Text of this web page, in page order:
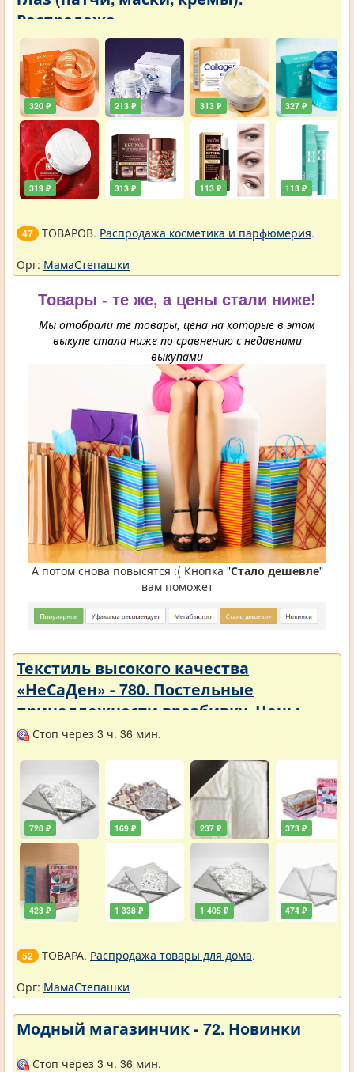
Распродажа
320 ₽
319 ₽
213 ₽
313 ₽
313 ₽
113 ₽
327 ₽
113 ₽
47 ТОВАРОВ. Распродажа косметика и парфюмерия.
Орг: МамаСтепашки
Товары - те же, а цены стали ниже!
Мы отобрали те товары, цена на которые в этом
выкупе стала ниже по сравнению с недавними
выкупами
А потом снова повысятся :( Кнопка "Стало дешевле"
вам поможет
Текстиль высокого качества
«НеСаДен» - 780. Постельные
принадлежности вразбивку. Цены
упали
Стоп через 3 ч. 36 мин.
728 ₽
423 ₽
169 ₽
1 338 ₽
237 ₽
1 405 ₽
373 ₽
474 ₽
52 ТОВАРА. Распродажа товары для дома.
Орг: МамаСтепашки
Модный магазинчик - 72. Новинки
Стоп через 3 ч. 36 мин.